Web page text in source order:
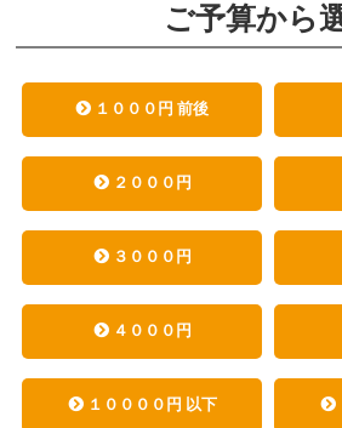
ご予算から
１０００円 前後
２０００円
３０００円
４０００円
１００００円 以下